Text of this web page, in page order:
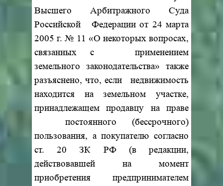
Высшего Арбитражного Суда
Российской Федерации от 24 марта
2005 г. № 11 «О некоторых вопросах,
связанных с применением
земельного законодательства» также
разъяснено, что, если недвижимость
находится на земельном участке,
принадлежащем продавцу на праве
постоянного (бессрочного)
пользования, а покупателю согласно
ст. 20 ЗК РФ (в редакции,
действовавшей на момент
приобретения предпринимателем